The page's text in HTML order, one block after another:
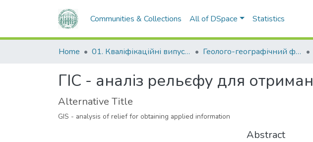
Communities & Collections All of DSpace Statistics
Home 01. Кваліфікаційні випускні роботи здобувачів вищої освіти Геолого-географічний факультет
ГІС - аналіз рельєфу для
Alternative Title
GIS - analysis of relief for obtaining applied information
Abstract